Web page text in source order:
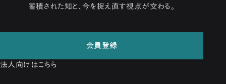
蓄積された知と、今を捉え直す視点が交わる。
会員登録
法人向けはこちら